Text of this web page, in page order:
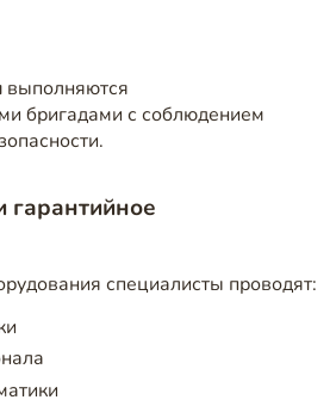
выполняются
бригадами с соблюдением
гарантийное
специалисты проводят: